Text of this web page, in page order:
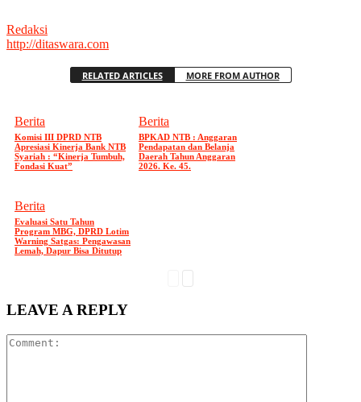
Redaksi
http://ditaswara.com
RELATED ARTICLES MORE FROM AUTHOR
Berita
Komisi III DPRD NTB
Apresiasi Kinerja Bank NTB
Syariah : “Kinerja Tumbuh,
Fondasi Kuat”
Berita
BPKAD NTB : Anggaran
Pendapatan dan Belanja
Daerah Tahun Anggaran
2026. Ke. 45.
Berita
Evaluasi Satu Tahun
Program MBG, DPRD Lotim
Warning Satgas: Pengawasan
Lemah, Dapur Bisa Ditutup
LEAVE A REPLY